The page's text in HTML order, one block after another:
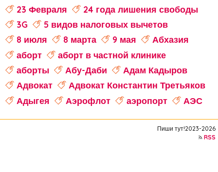
23 Февраля
24 года лишения свободы
3G
5 видов налоговых вычетов
8 июля
8 марта 9 мая
Абхазия
аборт
аборт в частной клинике
аборты
Абу-Даби
Адам Кадыров
Адвокат
Адвокат Константин Третьяков
Адыгея
Аэрофлот аэропорт
АЭС
Пиши тут!2023-2026
RSS